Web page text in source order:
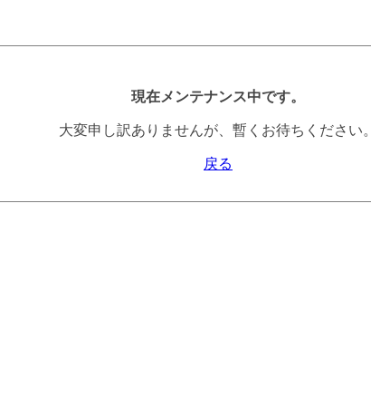
現在メンテナンス中です。
大変申し訳ありませんが、暫くお待ちください。
戻る